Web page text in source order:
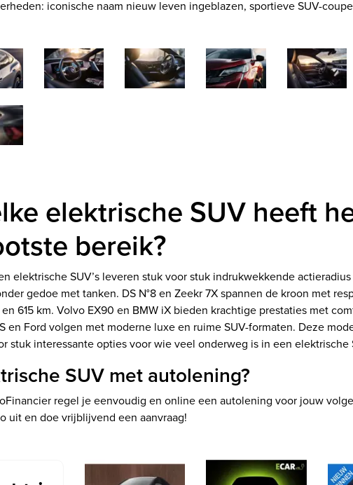
iconische naam nieuw leven ingeblazen, sportieve SUV-
elektrische SUV heeft
bereik?
elektrische SUV’s leveren stuk voor stuk indrukwekkende
gedoe met tanken. DS N°8 en Zeekr 7X spannen de kroon met
615 km. Volvo EX90 en BMW iX bieden krachtige prestaties met
en Ford volgen met moderne luxe en ruime SUV-formaten. Deze
stuk interessante opties voor wie veel onderweg is in een elektrische
SUV met autolening?
regel je eenvoudig en online een autolening voor jouw
uit en doe vrijblijvend een aanvraag!